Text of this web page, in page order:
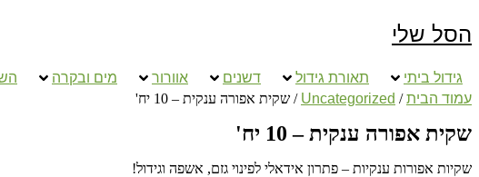
הסל שלי
גידול ביתי תאורת גידול דשנים אוורור מים ובקרה
עמוד הבית/
Uncategorized / שקית אפורה ענקית – 10 יח'
שקית אפורה ענקית – 10 יח'
שקיות אפורות ענקיות – פתרון אידאלי לפינוי גזם, אשפה וגידול!